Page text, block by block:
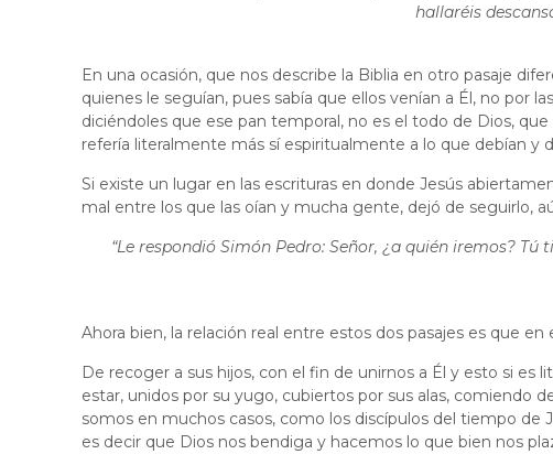
hallaréis
En una ocasión, que nos describe la Biblia en otro pasaje
quienes le seguían, pues sabía que ellos venían a Él, no por
diciéndoles que ese pan temporal, no es el todo de Dios,
refería literalmente más sí espiritualmente a lo que debían y
Si existe un lugar en las escrituras en donde Jesús
mal entre los que las oían y mucha gente, dejó de seguirlo,
“Le respondió Simón Pedro: Señor, ¿a quién iremos?
Ahora bien, la relación real entre estos dos pasajes es que
De recoger a sus hijos, con el fin de unirnos a Él y esto si es
estar, unidos por su yugo, cubiertos por sus alas, comiendo
somos en muchos casos, como los discípulos del tiempo de
es decir que Dios nos bendiga y hacemos lo que bien nos